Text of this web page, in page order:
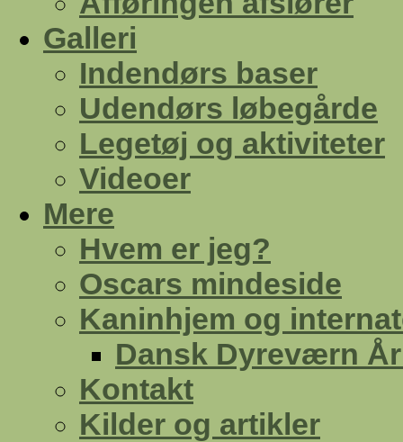
Galleri
Indendørs baser
Udendørs løbegårde
Legetøj og aktiviteter
Videoer
Mere
Hvem er jeg?
Oscars mindeside
Kaninhjem og
Dansk Dyreværn
Kontakt
Kilder og artikler